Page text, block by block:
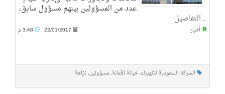
عدد من المسؤولين بينهم مسؤول سابق،
.. التفاصيل
أخبار 22/01/2017
الشركة السعودية للكهرباء, خبانة الأمانة, مسؤولين, نزاهة